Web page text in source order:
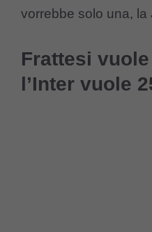
vorrebbe solo una, la
Frattesi
l’Inter vuole